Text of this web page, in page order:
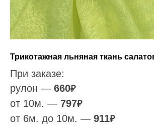
Трикотажная льняная ткань
При заказе:
рулон — 660₽
от 10м. — 797₽
от 6м. до 10м. — 911₽